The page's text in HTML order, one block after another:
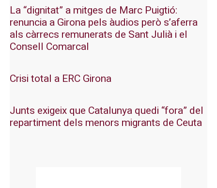
La “dignitat” a mitges de Marc Puigtió:
renuncia a Girona pels àudios però s’aferra
als càrrecs remunerats de Sant Julià i el
Consell Comarcal
Crisi total a ERC Girona
Junts exigeix que Catalunya quedi “fora” del
repartiment dels menors migrants de Ceuta